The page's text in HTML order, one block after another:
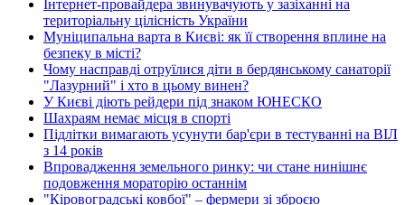
Інтернет-провайдера звинувачують у зазіханні на
територіальну цілісність України
Муніципальна варта в Києві: як її створення вплине на
безпеку в місті?
Чому насправді отруїлися діти в бердянському санаторії
"Лазурний" і хто в цьому винен?
У Києві діють рейдери під знаком ЮНЕСКО
Шахраям немає місця в спорті
Підлітки вимагають усунути бар'єри в тестуванні на ВІЛ
з 14 років
Впровадження земельного ринку: чи стане нинішнє
подовження мораторію останнім
"Кіровоградські ковбої" – фермери зі зброєю